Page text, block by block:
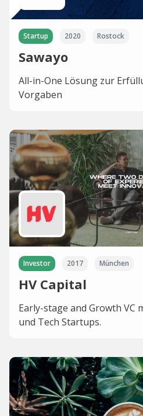
Startup 2020 Rostock
Sawayo
All-in-One Lösung zur
Vorgaben
Investor 2017 München
HV Capital
Early-stage and Growth VC
und Tech Startups.